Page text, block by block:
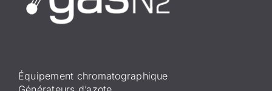
Équipement chromatographique